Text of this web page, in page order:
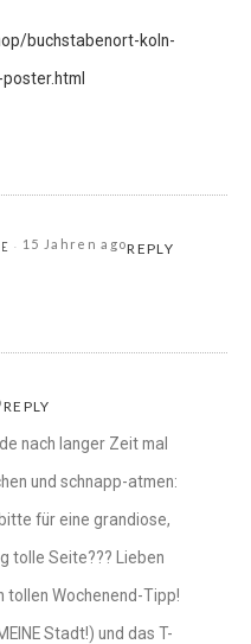
buchstabenort-koln-
15 Jahren agoREPLY
REPLY
nach langer Zeit mal
und schnapp-atmen:
für eine grandiose,
tolle Seite??? Lieben
tollen Wochenend-Tipp!
Stadt!) und das T-